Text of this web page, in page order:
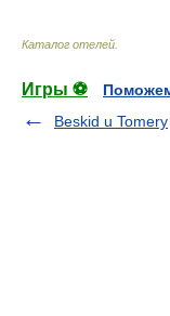
Каталог отелей
Игры ⚽
Beskid u Tomery